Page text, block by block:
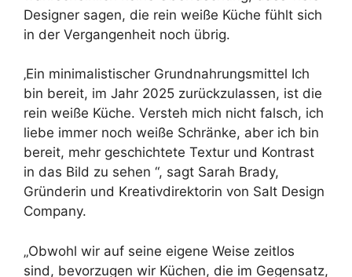
Designer sagen, die rein weiße Küche fühlt sich
in der Vergangenheit noch übrig.
‚Ein minimalistischer Grundnahrungsmittel Ich
bin bereit, im Jahr 2025 zurückzulassen, ist die
rein weiße Küche. Versteh mich nicht falsch, ich
liebe immer noch weiße Schränke, aber ich bin
bereit, mehr geschichtete Textur und Kontrast
in das Bild zu sehen “, sagt Sarah Brady,
Gründerin und Kreativdirektorin von Salt Design
Company.
„Obwohl wir auf seine eigene Weise zeitlos
sind, bevorzugen wir Küchen, die im Gegensatz,